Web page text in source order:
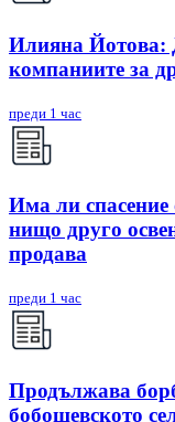
Илияна Йотова:
компаниите за
преди 1 час
Има ли
нищо друго
продава
преди 1 час
Продължава
бобошевското